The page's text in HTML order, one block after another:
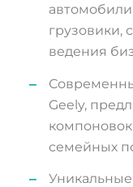
грузовики,
ведения
Geely,
семейных